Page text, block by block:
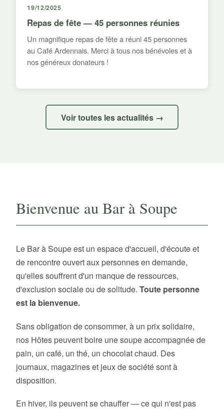
19/12/2025
Repas de fête — 45 personnes réunies
Un magnifique repas de fête a réuni 45 personnes
au Café Ardennais. Merci à tous nos bénévoles et à
nos généreux donateurs !
Voir toutes les actualités →
Bienvenue au Bar à Soupe
Le Bar à Soupe est un espace d'accueil, d'écoute et
de rencontre ouvert aux personnes en demande,
qu'elles souffrent d'un manque de ressources,
d'exclusion sociale ou de solitude. Toute personne
est la bienvenue.
Sans obligation de consommer, à un prix solidaire,
nos Hôtes peuvent boire une soupe accompagnée de
pain, un café, un thé, un chocolat chaud. Des
journaux, magazines et jeux de société sont à
disposition.
En hiver, ils peuvent se chauffer — ce qui n'est pas